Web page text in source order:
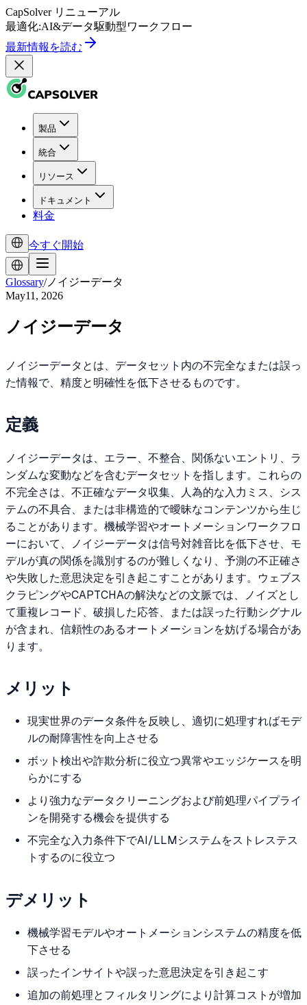
CapSolver リニューアル
最適化:AI&データ駆動型ワークフロー
最新情報を読む
製品
統合
リソース
ドキュメント
料金
今すぐ開始
Glossary/ノイジーデータ
May11, 2026
ノイジーデータ
ノイジーデータとは、データセット内の不完全なまたは誤っ
た情報で、精度と明確性を低下させるものです。
定義
ノイジーデータは、エラー、不整合、関係ないエントリ、ラ
ンダムな変動などを含むデータセットを指します。これらの
不完全さは、不正確なデータ収集、人為的な入力ミス、シス
テムの不具合、または非構造的で曖昧なコンテンツから生じ
ることがあります。機械学習やオートメーションワークフロ
ーにおいて、ノイジーデータは信号対雑音比を低下させ、モ
デルが真の関係を識別するのが難しくなり、予測の不正確さ
や失敗した意思決定を引き起こすことがあります。ウェブス
クラピングやCAPTCHAの解決などの文脈では、ノイズとし
て重複レコード、破損した応答、または誤った行動シグナル
が含まれ、信頼性のあるオートメーションを妨げる場合があ
ります。
メリット
現実世界のデータ条件を反映し、適切に処理すればモデ
ルの耐障害性を向上させる
ボット検出や詐欺分析に役立つ異常やエッジケースを明
らかにする
より強力なデータクリーニングおよび前処理パイプライ
ンを開発する機会を提供する
不完全な入力条件下でAI/LLMシステムをストレステス
トするのに役立つ
デメリット
機械学習モデルやオートメーションシステムの精度を低
下させる
誤ったインサイトや誤った意思決定を引き起こす
追加の前処理とフィルタリングにより計算コストが増加